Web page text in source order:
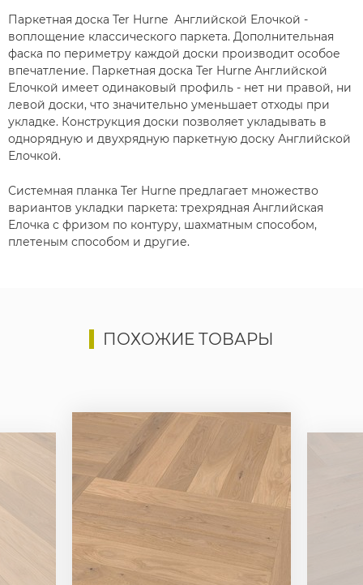
Паркетная доска Ter Hurne Английской Елочкой -
воплощение классического паркета. Дополнительная
фаска по периметру каждой доски производит особое
впечатление. Паркетная доска Ter Hurne Английской
Елочкой имеет одинаковый профиль - нет ни правой, ни
левой доски, что значительно уменьшает отходы при
укладке. Конструкция доски позволяет укладывать в
однорядную и двухрядную паркетную доску Английской
Елочкой.
Системная планка Ter Hurne предлагает множество
вариантов укладки паркета: трехрядная Английская
Елочка с фризом по контуру, шахматным способом,
плетеным способом и другие.
ПОХОЖИЕ ТОВАРЫ
ОСТАВИТЬ ЗАЯВКУ